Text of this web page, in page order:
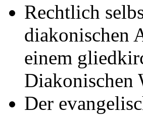
Rechtlich
diakonischen
einem
Diakonischen
Der